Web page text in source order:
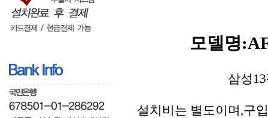
모델명
삼성
설치비는 별도이며,구